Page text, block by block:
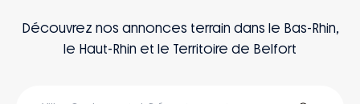
Découvrez nos annonces terrain dans le Bas-Rhin,
le Haut-Rhin et le Territoire de Belfort